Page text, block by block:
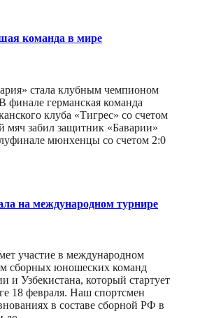
команда в мире
стала клубным чемпионом
финале германская команда
клуба «Тигрес» со счетом
мяч забил защитник «Баварии»
мюнхенцы со счетом 2:0
на международном турнире
участие в международном
сборных юношеских команд
и Узбекистана, который стартует
18 февраля. Наш спортсмен
в составе сборной РФ в